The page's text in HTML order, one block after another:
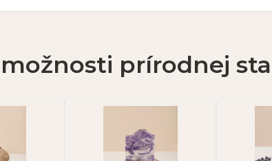
prírodnej